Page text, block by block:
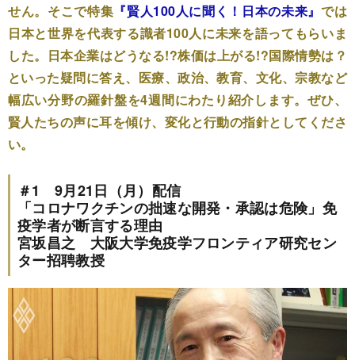
せん。そこで特集 『賢人100人に聞く！日本の未来』 では
日本と世界を代表する識者100人に未来を語ってもらいま
した。日本企業はどうなる!?株価は上がる!?国際情勢は？
といった疑問に答え、医療、政治、教育、文化、宗教など
幅広い分野の羅針盤を4週間にわたり紹介します。ぜひ、
賢人たちの声に耳を傾け、変化と行動の指針としてくださ
い。
＃1 9月21日（月）配信
「コロナワクチンの拙速な開発・承認は危険」免
疫学者が断言する理由
宮坂昌之 大阪大学免疫学フロンティア研究セン
ター招聘教授